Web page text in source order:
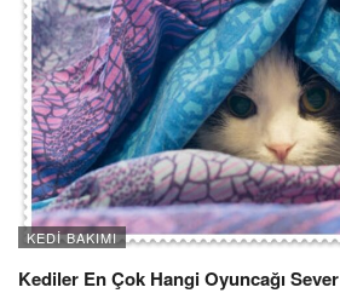
KEDI BAKIMI
Kediler En Çok Hangi Oyuncağı Sever